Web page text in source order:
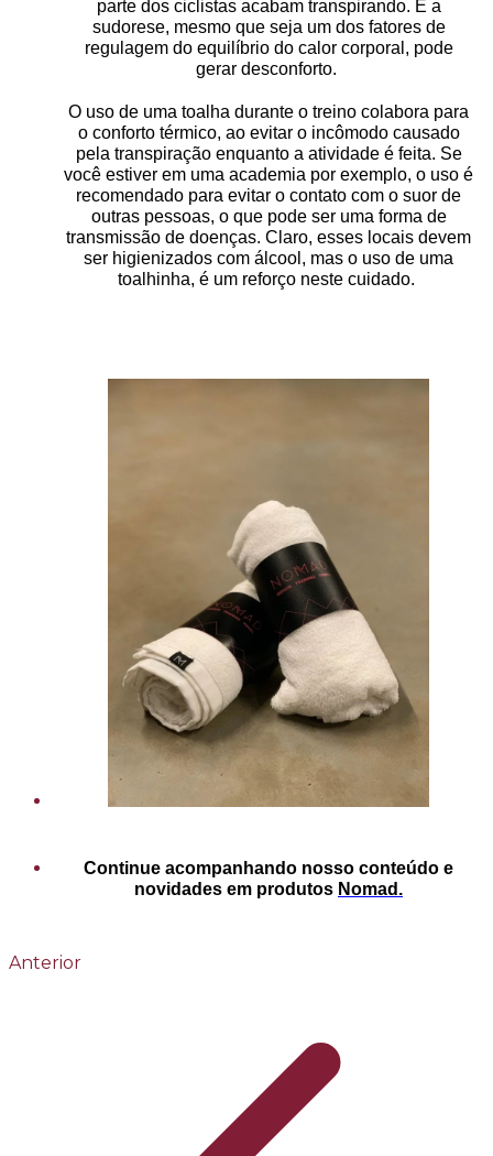
parte dos ciclistas acabam transpirando. E a
sudorese, mesmo que seja um dos fatores de
regulagem do equilíbrio do calor corporal, pode
gerar desconforto.
O uso de uma toalha durante o treino colabora para
o conforto térmico, ao evitar o incômodo causado
pela transpiração enquanto a atividade é feita. Se
você estiver em uma academia por exemplo, o uso é
recomendado para evitar o contato com o suor de
outras pessoas, o que pode ser uma forma de
transmissão de doenças. Claro, esses locais devem
ser higienizados com álcool, mas o uso de uma
toalhinha, é um reforço neste cuidado.
Continue acompanhando nosso conteúdo e
novidades em produtos Nomad.
Anterior